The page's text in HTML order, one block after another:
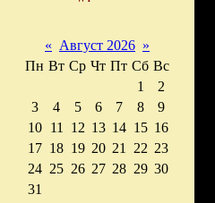
« Август 2026 »
Пн Вт Ср Чт Пт Сб Вс
1
2
3
4 5 6 7 8
9
10
11 12 13 14 15 16
17 18 19 20 21 22 23
24 25 26 27 28 29 30
31